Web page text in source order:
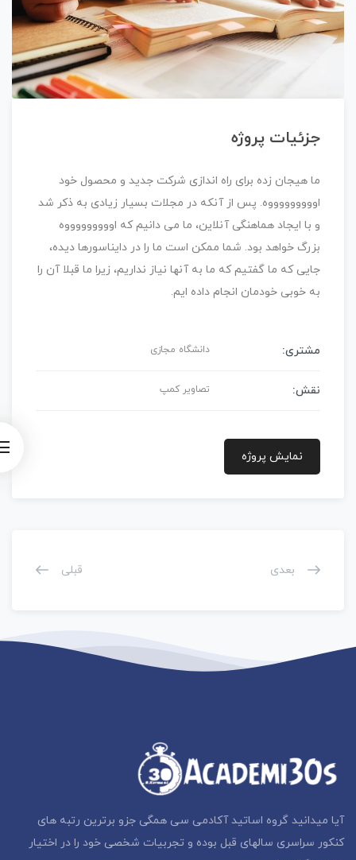
جزئیات پروژه
ما هیجان زده برای راه اندازی شرکت جدید و محصول خود
اوووووووووه. پس از آنکه در مجلات بسیار زیادی به ذکر شد
و با ایجاد هماهنگی آنلاین، ما می دانیم که اوووووووووه
بزرگ خواهد بود. شما ممکن است ما را در دایناسورها دیده،
جایی که ما گفتیم که ما به آنها نیاز نداریم، زیرا ما قبلا آن را
به خوبی خودمان انجام داده ایم.
مشتری: دانشگاه مجازی
نقش: تصاویر کمپ
نمایش پروژه
بعدی قبلی
آیا میدانید گروه اساتید آکادمی سی همگی جزو برترین رتبه های
کنکور سراسری سالهای قبل بوده و تجربیات شخصی خود را در اختیار